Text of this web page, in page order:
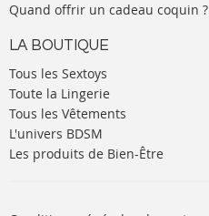
Quand offrir un cadeau coquin ?
LA BOUTIQUE
Tous les Sextoys
Toute la Lingerie
Tous les Vêtements
L'univers BDSM
Les produits de Bien-Être